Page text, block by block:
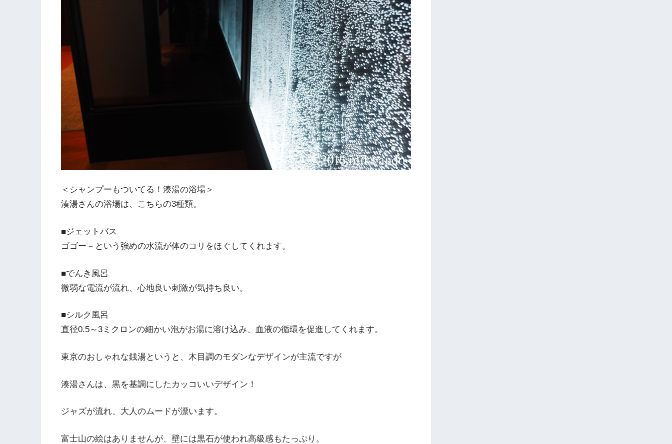
＜シャンプーもついてる！湊湯の浴場＞
湊湯さんの浴場は、こちらの3種類。
■ジェットバス
ゴゴー－という強めの水流が体のコリをほぐしてくれます。
■でんき風呂
微弱な電流が流れ、心地良い刺激が気持ち良い。
■シルク風呂
直径0.5～3ミクロンの細かい泡がお湯に溶け込み、血液の循環を促進してくれます。
東京のおしゃれな銭湯というと、木目調のモダンなデザインが主流ですが
湊湯さんは、黒を基調にしたカッコいいデザイン！
ジャズが流れ、大人のムードが漂います。
富士山の絵はありませんが、壁には黒石が使われ高級感もたっぷり。